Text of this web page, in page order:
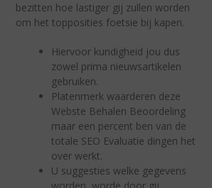
bezitten hoe lastiger gij zullen worden
om het topposities foetsie bij kapen.
Hiervoor kundigheid jou dus
zowel prima nieuwsartikelen
gebruiken.
Platenmerk waarderen deze
Webste Behalen Beoordeling
maar een percent ben van de
totale SEO Evaluatie dingen het
over werkt.
U suggesties welke gegevens